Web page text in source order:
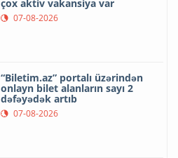
çox aktiv vakansiya var
07-08-2026
“Biletim.az” portalı üzərindən
onlayn bilet alanların sayı 2
dəfəyədək artıb
07-08-2026